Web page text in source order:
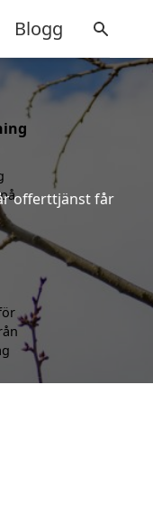
Blogg
offerttjänst får